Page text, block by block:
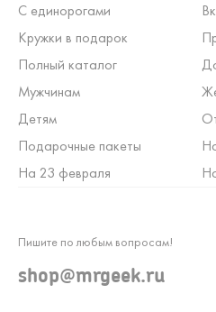
С единорогами
Кружки в подарок
Полный каталог
Мужчинам
Детям
Подарочные пакеты
На 23 февраля
Пишите по любым вопросам!
shop@mrgeek.ru